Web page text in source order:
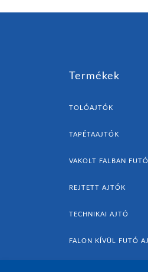
Termékek
TOLÓAJTÓK
TAPÉTAAJTÓK
VAKOLT FALBAN
REJTETT AJTÓK
TECHNIKAI AJTÓ
FALON KÍVÜL FUTÓ